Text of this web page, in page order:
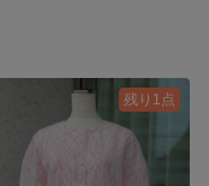
残り1点